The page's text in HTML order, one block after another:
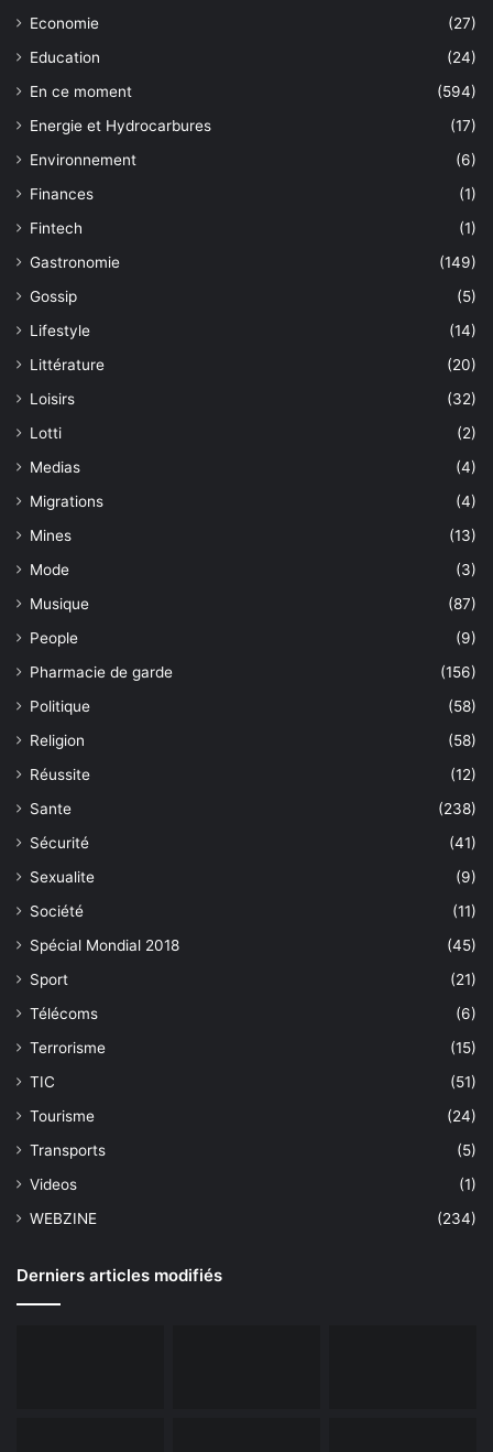
Economie
(27)
Education
(24)
En ce moment
(594)
Energie et Hydrocarbures
(17)
Environnement
(6)
Finances
(1)
Fintech
(1)
Gastronomie
(149)
Gossip
(5)
Lifestyle
(14)
Littérature
(20)
Loisirs
(32)
Lotti
(2)
Medias
(4)
Migrations
(4)
Mines
(13)
Mode
(3)
Musique
(87)
People
(9)
Pharmacie de garde
(156)
Politique
(58)
Religion
(58)
Réussite
(12)
Sante
(238)
Sécurité
(41)
Sexualite
(9)
Société
(11)
Spécial Mondial 2018
(45)
Sport
(21)
Télécoms
(6)
Terrorisme
(15)
TIC
(51)
Tourisme
(24)
Transports
(5)
Videos
(1)
WEBZINE
(234)
Derniers articles modifiés